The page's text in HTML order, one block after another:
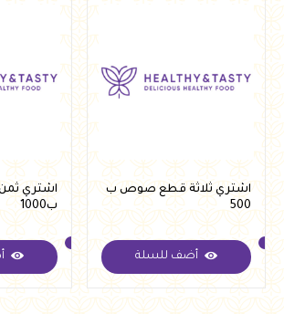
اشتري ثلاثة قطع صوص ب
500
أضف للسلة
اشتري
ب1000